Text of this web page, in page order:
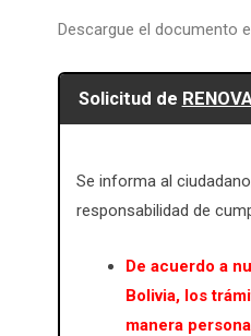
Descargue el documento
Solicitud de
Se informa al
responsabilidad de
De acuerdo a
Bolivia, los
manera